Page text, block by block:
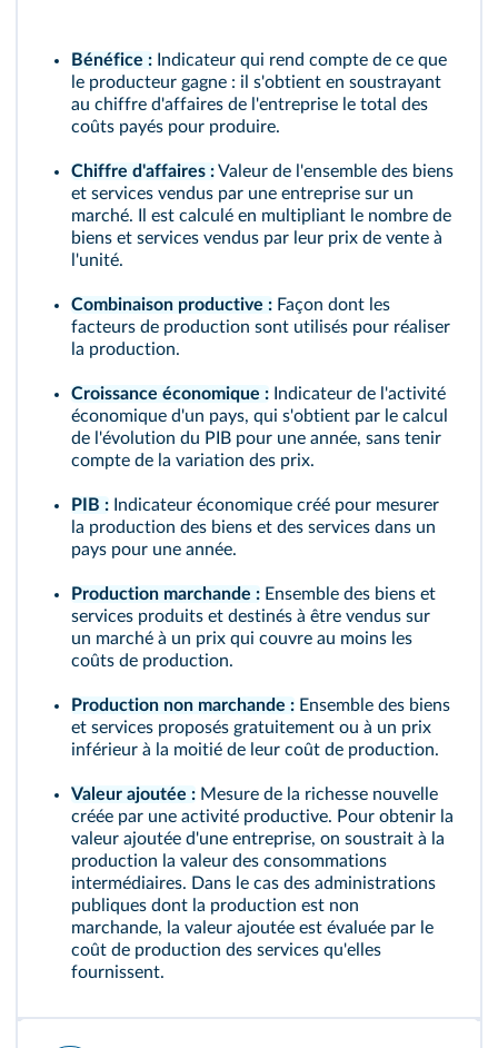
Bénéfice : Indicateur qui rend compte de ce que
le producteur gagne : il s'obtient en soustrayant
au chiffre d'affaires de l'entreprise le total des
coûts payés pour produire.
Chiffre d'affaires :Valeur de l'ensemble des biens
et services vendus par une entreprise sur un
marché. Il est calculé en multipliant le nombre de
biens et services vendus par leur prix de vente à
l'unité.
Combinaison productive : Façon dont les
facteurs de production sont utilisés pour réaliser
la production.
Croissance économique : Indicateur de l'activité
économique d'un pays, qui s'obtient par le calcul
de l'évolution du PIB pour une année, sans tenir
compte de la variation des prix.
PIB : Indicateur économique créé pour mesurer
la production des biens et des services dans un
pays pour une année.
Production marchande : Ensemble des biens et
services produits et destinés à être vendus sur
un marché à un prix qui couvre au moins les
coûts de production.
Production non marchande : Ensemble des biens
et services proposés gratuitement ou à un prix
inférieur à la moitié de leur coût de production.
Valeur ajoutée : Mesure de la richesse nouvelle
créée par une activité productive. Pour obtenir la
valeur ajoutée d'une entreprise, on soustrait à la
production la valeur des consommations
intermédiaires. Dans le cas des administrations
publiques dont la production est non
marchande, la valeur ajoutée est évaluée par le
coût de production des services qu'elles
fournissent.